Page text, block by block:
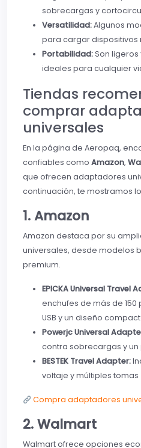
sobrecargas y
Versatilidad:Algunos
para cargar dispositivos
Portabilidad:Son
ideales para cualquier
Tiendas
comprar
universales
En la página de Aeropaq,
confiables como Amazon,
que ofrecen adaptadores
continuación, te mostramos
1. Amazon
Amazon destaca por su
universales, desde modelos
premium.
EPICKA Universal Travel
enchufes de más de 150
USB y un diseño
Powerjc Universal
contra sobrecargas y
BESTEK Travel Adapter:
voltaje y múltiples
Compra adaptadores
2. Walmart
Walmart ofrece opciones